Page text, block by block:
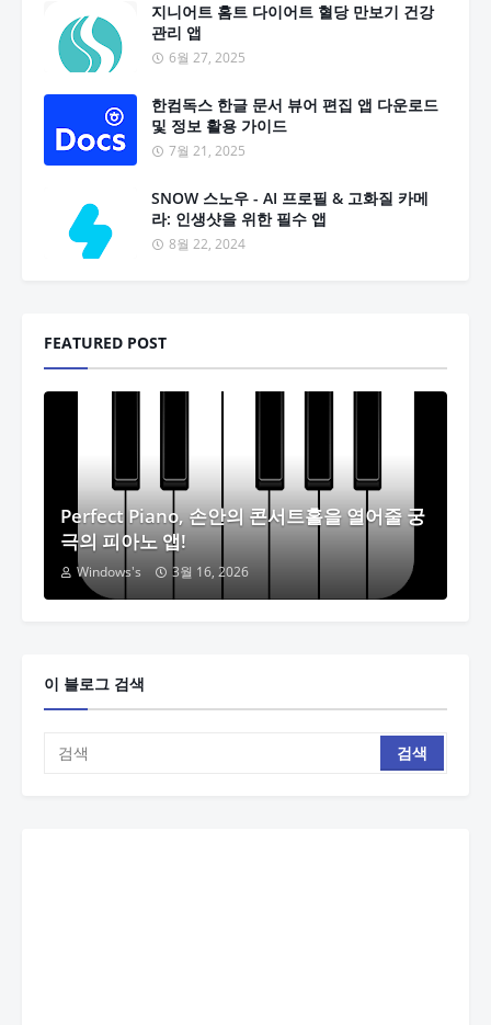
지니어트 홈트 다이어트 혈당 만보기 건강
관리 앱
6월 27, 2025
한컴독스 한글 문서 뷰어 편집 앱 다운로드
및 정보 활용 가이드
7월 21, 2025
SNOW 스노우 - AI 프로필 & 고화질 카메
라: 인생샷을 위한 필수 앱
8월 22, 2024
FEATURED POST
Perfect Piano, 손안의 콘서트홀을 열어줄 궁
극의 피아노 앱!
Windows's 3월 16, 2026
이 블로그 검색